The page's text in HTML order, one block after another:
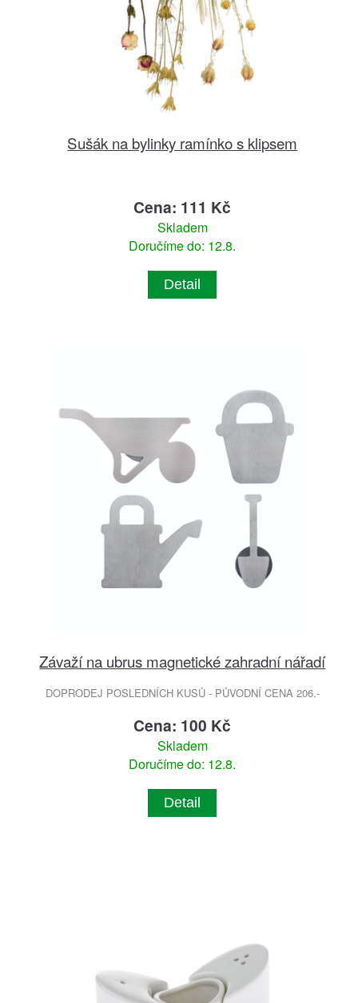
Sušák na bylinky ramínko s klipsem
Cena: 111 Kč
Skladem
Doručíme do: 12.8.
Detail
Závaží na ubrus magnetické zahradní nářadí
DOPRODEJ POSLEDNÍCH KUSŮ - PŮVODNÍ CENA 206.-
Cena: 100 Kč
Skladem
Doručíme do: 12.8.
Detail